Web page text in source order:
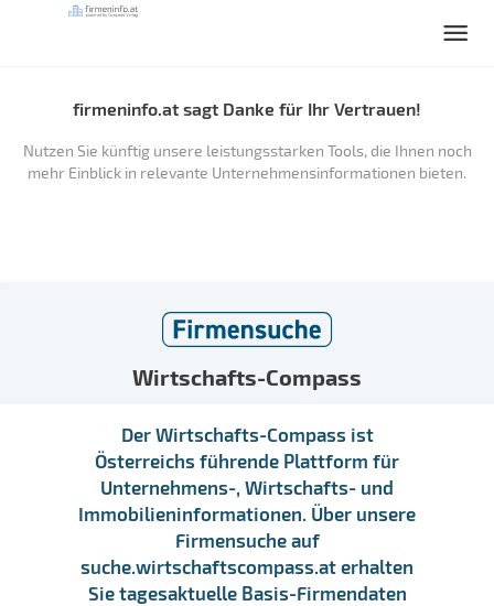
firmeninfo.at sagt Danke für Ihr Vertrauen!
Nutzen Sie künftig unsere leistungsstarken Tools, die Ihnen noch
mehr Einblick in relevante Unternehmensinformationen bieten.
Wirtschafts-Compass
Der Wirtschafts-Compass ist
Österreichs führende Plattform für
Unternehmens-, Wirtschafts- und
Immobilieninformationen. Über unsere
Firmensuche auf
suche.wirtschaftscompass.at erhalten
Sie tagesaktuelle Basis-Firmendaten